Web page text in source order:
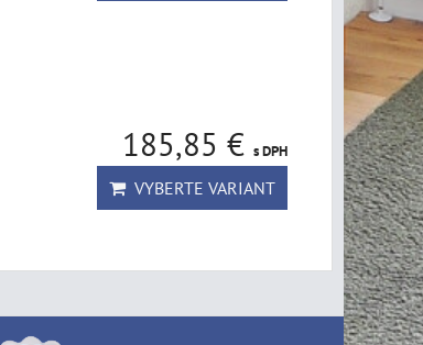
185,85 € s DPH
VYBERTE VARIANT